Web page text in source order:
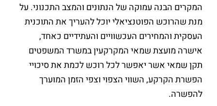
המקרים הבנה עמוקה של הנתונים והמצב התכנוני. על
מנת שהרוכש הפוטנציאלי יוכל להעריך את התוכנית
העסקית והמחירים העכשוויים והעתידיים כאחד,
אישרה מועצת שמאי המקרקעין במשרד המשפטים
תקן שמאי אשר יאפשר לכל רוכש לכמת את סיכויי
הפשרת הקרקע, השווי הצפוי וצפי הזמן המוערך
להפשרה.